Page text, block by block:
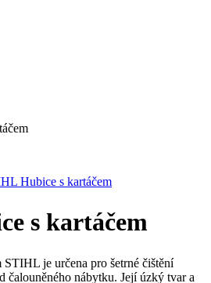
s kartáčem
je určena pro šetrné čištění
čalouněného nábytku. Její úzký tvar a